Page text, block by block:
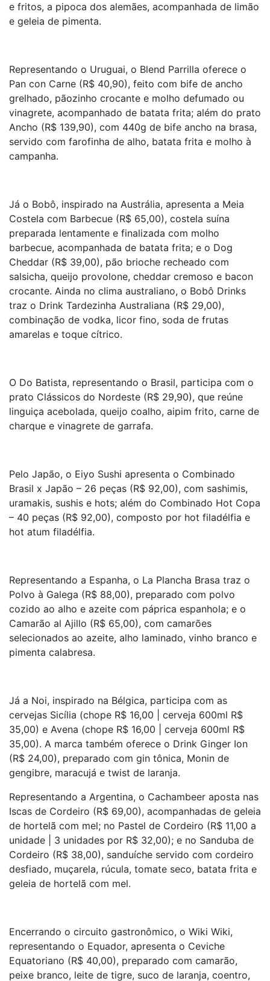
e fritos, a pipoca dos alemães, acompanhada de limão
e geleia de pimenta.
Representando o Uruguai, o Blend Parrilla oferece o
Pan con Carne (R$ 40,90), feito com bife de ancho
grelhado, pãozinho crocante e molho defumado ou
vinagrete, acompanhado de batata frita; além do prato
Ancho (R$ 139,90), com 440g de bife ancho na brasa,
servido com farofinha de alho, batata frita e molho à
campanha.
Já o Bobô, inspirado na Austrália, apresenta a Meia
Costela com Barbecue (R$ 65,00), costela suína
preparada lentamente e finalizada com molho
barbecue, acompanhada de batata frita; e o Dog
Cheddar (R$ 39,00), pão brioche recheado com
salsicha, queijo provolone, cheddar cremoso e bacon
crocante. Ainda no clima australiano, o Bobô Drinks
traz o Drink Tardezinha Australiana (R$ 29,00),
combinação de vodka, licor fino, soda de frutas
amarelas e toque cítrico.
O Do Batista, representando o Brasil, participa com o
prato Clássicos do Nordeste (R$ 29,90), que reúne
linguiça acebolada, queijo coalho, aipim frito, carne de
charque e vinagrete de garrafa.
Pelo Japão, o Eiyo Sushi apresenta o Combinado
Brasil x Japão – 26 peças (R$ 92,00), com sashimis,
uramakis, sushis e hots; além do Combinado Hot Copa
– 40 peças (R$ 92,00), composto por hot filadélfia e
hot atum filadélfia.
Representando a Espanha, o La Plancha Brasa traz o
Polvo à Galega (R$ 88,00), preparado com polvo
cozido ao alho e azeite com páprica espanhola; e o
Camarão al Ajillo (R$ 65,00), com camarões
selecionados ao azeite, alho laminado, vinho branco e
pimenta calabresa.
Já a Noi, inspirado na Bélgica, participa com as
cervejas Sicília (chope R$ 16,00 | cerveja 600ml R$
35,00) e Avena (chope R$ 16,00 | cerveja 600ml R$
35,00). A marca também oferece o Drink Ginger Ion
(R$ 24,00), preparado com gin tônica, Monin de
gengibre, maracujá e twist de laranja.
Representando a Argentina, o Cachambeer aposta nas
Iscas de Cordeiro (R$ 69,00), acompanhadas de geleia
de hortelã com mel; no Pastel de Cordeiro (R$ 11,00 a
unidade | 3 unidades por R$ 32,00); e no Sanduba de
Cordeiro (R$ 38,00), sanduíche servido com cordeiro
desfiado, muçarela, rúcula, tomate seco, batata frita e
geleia de hortelã com mel.
Encerrando o circuito gastronômico, o Wiki Wiki,
representando o Equador, apresenta o Ceviche
Equatoriano (R$ 40,00), preparado com camarão,
peixe branco, leite de tigre, suco de laranja, coentro,